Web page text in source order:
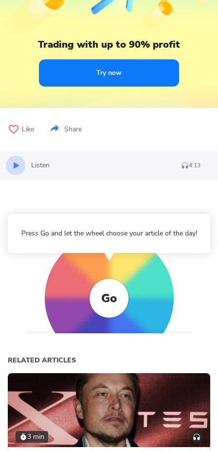
Trading with up to 90% profit
Try now
Like Share
Listen 4:13
Go
Press Go and let the wheel choose your article of the day!
RELATED ARTICLES
3 min